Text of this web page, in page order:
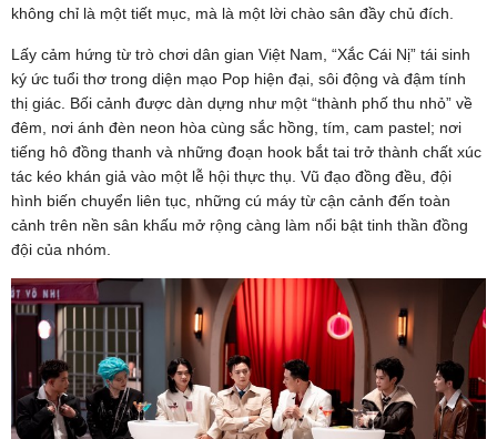
không chỉ là một tiết mục, mà là một lời chào sân đầy chủ đích.
Lấy cảm hứng từ trò chơi dân gian Việt Nam, “Xắc Cái Nị” tái sinh
ký ức tuổi thơ trong diện mạo Pop hiện đại, sôi động và đậm tính
thị giác. Bối cảnh được dàn dựng như một “thành phố thu nhỏ” về
đêm, nơi ánh đèn neon hòa cùng sắc hồng, tím, cam pastel; nơi
tiếng hô đồng thanh và những đoạn hook bắt tai trở thành chất xúc
tác kéo khán giả vào một lễ hội thực thụ. Vũ đạo đồng đều, đội
hình biến chuyển liên tục, những cú máy từ cận cảnh đến toàn
cảnh trên nền sân khấu mở rộng càng làm nổi bật tinh thần đồng
đội của nhóm.